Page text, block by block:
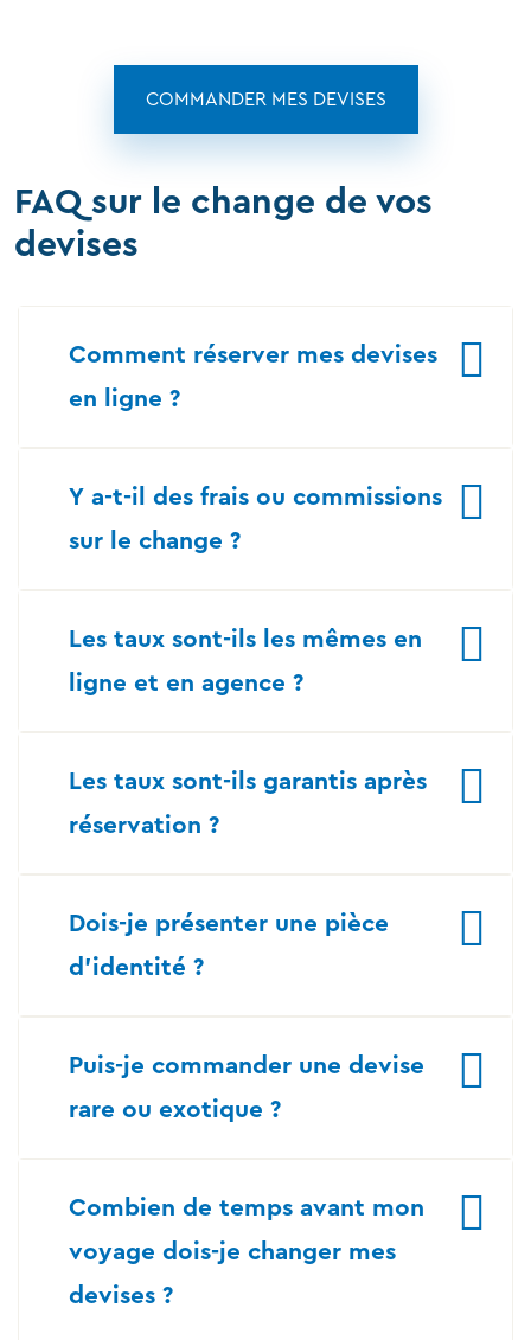
COMMANDER MES DEVISES
FAQ sur le change de vos
devises
Comment réserver mes devises
en ligne ?
Y a-t-il des frais ou commissions
sur le change ?
Les taux sont-ils les mêmes en
ligne et en agence ?
Les taux sont-ils garantis après
réservation ?
Dois-je présenter une pièce
d’identité ?
Puis-je commander une devise
rare ou exotique ?
Combien de temps avant mon
voyage dois-je changer mes
devises ?